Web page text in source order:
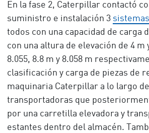
En la fase 2, Caterpillar contactó
suministro e instalación 3
todos con una capacidad de carga
con una altura de elevación de 4 m
8.055, 8.8 m y 8.058 m
clasificación y carga de piezas de
maquinaria Caterpillar a lo largo
transportadoras que
por una carretilla elevadora y
estantes dentro del almacén.